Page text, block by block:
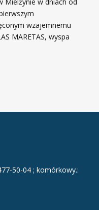
wzajemnemu
MARETAS, wyspa
50-04 ; komórkowy.: